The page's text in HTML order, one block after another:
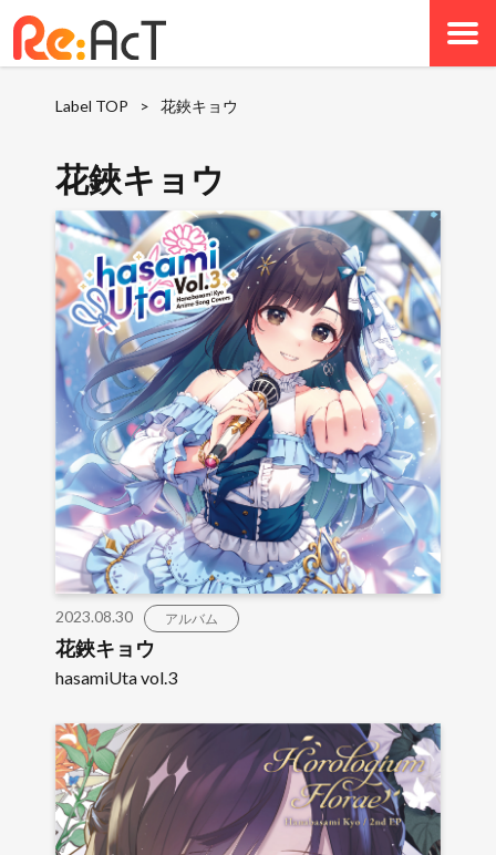
Label TOP > 花鋏キョウ
花鋏キョウ
2023.08.30 アルバム
花鋏キョウ
hasamiUta vol.3